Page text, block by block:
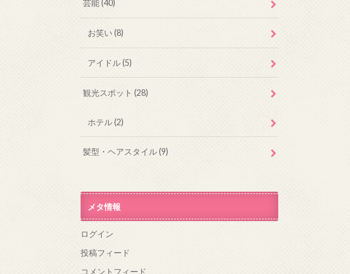
芸能(40)
お笑い (8)
アイドル(5)
観光スポット(28)
ホテル(2)
髪型・ヘアスタイル(9)
メタ情報
ログイン
投稿フィード
コメントフィード